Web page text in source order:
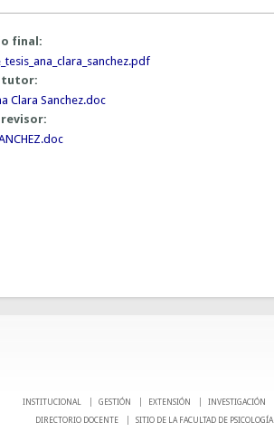
final:
tutor:
Clara Sanchez.doc
revisor:
INSTITUCIONAL GESTIÓN EXTENSIÓN INVESTIGACIÓN
DIRECTORIO DOCENTE
SITIO DE LA FACULTAD DE PSICOLOGÍA